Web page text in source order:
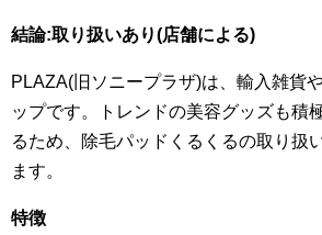
結論:取り扱いあり(店舗による)
PLAZA(旧ソニープラザ)は、輸入雑貨
ップです。トレンドの美容グッズも積
るため、除毛パッドくるくるの取り扱
ます。
特徴